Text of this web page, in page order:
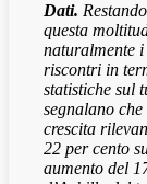
Dati.
questa
naturalmente
riscontri in
statistiche sul
segnalano
crescita
22 per cento
aumento del